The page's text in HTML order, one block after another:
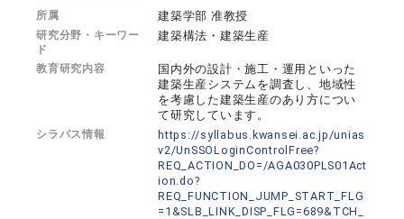
所属 建築学部 准教授
研究分野・キーワー
ド
建築構法・建築生産
教育研究内容
国内外の設計・施工・運用といった
建築生産システムを調査し、地域性
を考慮した建築生産のあり方につい
て研究しています。
シラバス情報
https://syllabus.kwansei.ac.jp/unias
v2/UnSSOLoginControlFree?
REQ_ACTION_DO=/AGA030PLS01Act
ion.do?
REQ_FUNCTION_JUMP_START_FLG
=1&SLB_LINK_DISP_FLG=689&TCH_